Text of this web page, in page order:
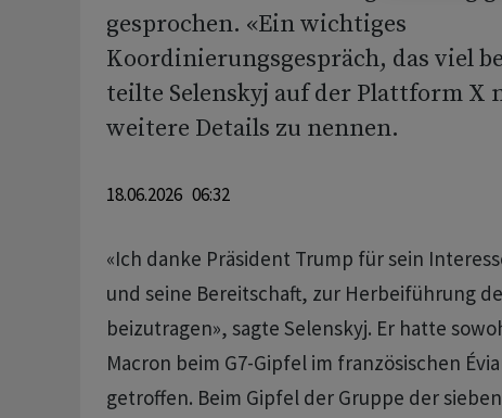
gesprochen. «Ein wichtiges
Koordinierungsgespräch, das viel
teilte Selenskyj auf der Plattform X
weitere Details zu nennen.
18.06.2026 06:32
«Ich danke Präsident Trump für sein
und seine Bereitschaft, zur Herbeiführung
beizutragen», sagte Selenskyj. Er hatte
Macron beim G7-Gipfel im französischen
getroffen. Beim Gipfel der Gruppe der